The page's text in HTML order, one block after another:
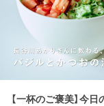
【一杯のご褒美】今